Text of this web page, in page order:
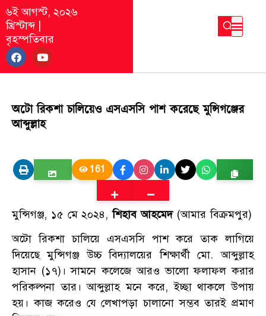
৬ই আগস্ট, ২০২৬
খ্রিস্টাব্দ|
বৃহস্পতিবার
অটো রিকশা চালিয়েও এসএসসি পাশ করেছে মুন্সিগঞ্জের
আব্দুল্লাহ
161
মুন্সিগঞ্জ, ১৫ মে ২০২৪, শিহাব আহমেদ(আমার বিক্রমপুর)
অটো রিকশা চালিয়ে এসএসসি পাশ করে তাক লাগিয়ে
দিয়েছে মুন্সিগঞ্জ উচ্চ বিদ্যালয়ের শিক্ষার্থী মো. আব্দুল্লাহ
হাসান (১৭)। সামনে কলেজে আরও ভালো ফলাফল করার
পরিকল্পনা তার। আব্দুল্লাহ মনে করে, ইচ্ছা থাকলে উপায়
হয়। কাজ করেও যে লেখাপড়া চালানো সম্ভব তারই প্রমাণ